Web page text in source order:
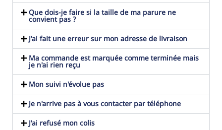
Que dois-je faire si la taille de ma parure ne
convient pas ?
J'ai fait une erreur sur mon adresse de livraison
Ma commande est marquée comme terminée mais
je n'ai rien reçu
Mon suivi n'évolue pas
Je n'arrive pas à vous contacter par téléphone
J'ai refusé mon colis